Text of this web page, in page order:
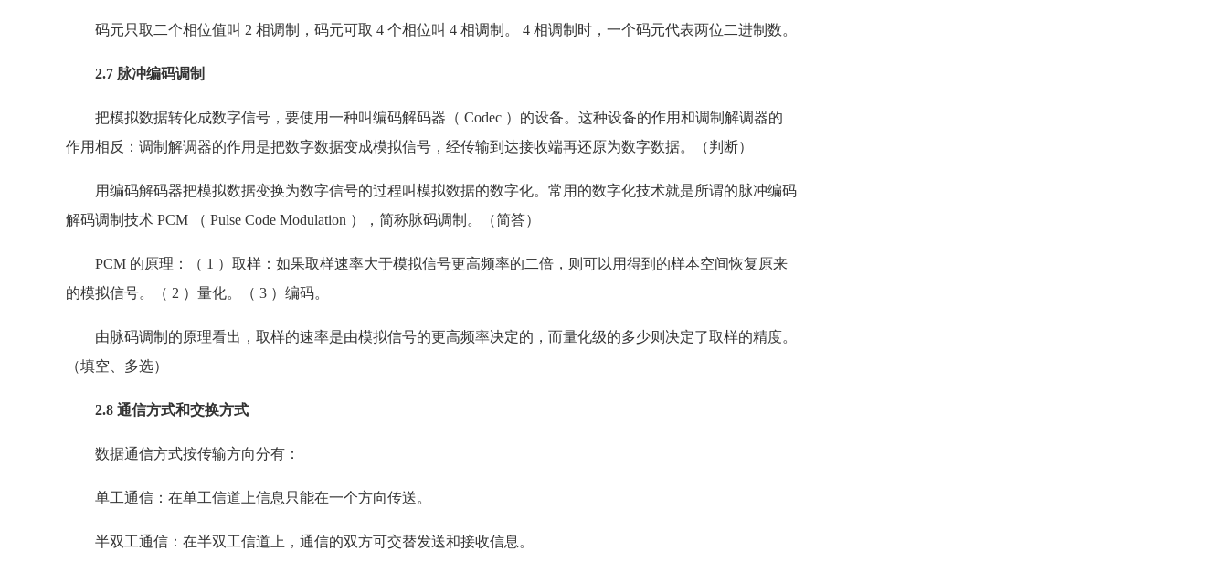
码元只取二个相位值叫 2 相调制，码元可取 4 个相位叫 4 相调制。 4 相调制时，一个码元代表两位二进制数。
2.7 脉冲编码调制
把模拟数据转化成数字信号，要使用一种叫编码解码器（ Codec ）的设备。这种设备的作用和调制解调器的
作用相反：调制解调器的作用是把数字数据变成模拟信号，经传输到达接收端再还原为数字数据。（判断）
用编码解码器把模拟数据变换为数字信号的过程叫模拟数据的数字化。常用的数字化技术就是所谓的脉冲编码
解码调制技术 PCM （ Pulse Code Modulation ），简称脉码调制。（简答）
PCM 的原理：（ 1 ）取样：如果取样速率大于模拟信号更高频率的二倍，则可以用得到的样本空间恢复原来
的模拟信号。（ 2 ）量化。（ 3 ）编码。
由脉码调制的原理看出，取样的速率是由模拟信号的更高频率决定的，而量化级的多少则决定了取样的精度。
（填空、多选）
2.8 通信方式和交换方式
数据通信方式按传输方向分有：
单工通信：在单工信道上信息只能在一个方向传送。
半双工通信：在半双工信道上，通信的双方可交替发送和接收信息。